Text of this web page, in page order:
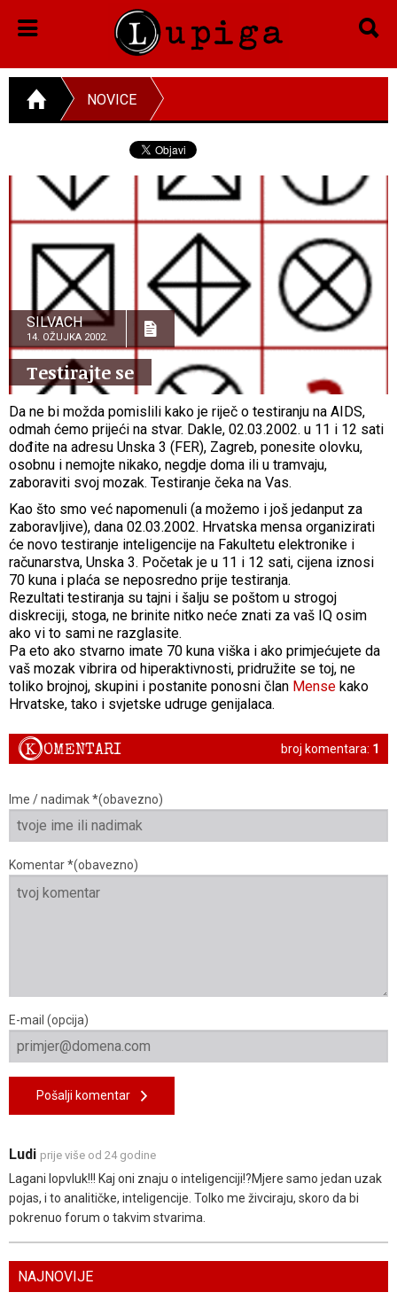
NOVICE
SILVACH
14. OŽUJKA 2002.
Testirajte se
Da ne bi možda pomislili kako je riječ o testiranju na AIDS,
odmah ćemo prijeći na stvar. Dakle, 02.03.2002. u 11 i 12 sati
dođite na adresu Unska 3 (FER), Zagreb, ponesite olovku,
osobnu i nemojte nikako, negdje doma ili u tramvaju,
zaboraviti svoj mozak. Testiranje čeka na Vas.
Kao što smo već napomenuli (a možemo i još jedanput za
zaboravljive), dana 02.03.2002. Hrvatska mensa organizirati
će novo testiranje inteligencije na Fakultetu elektronike i
računarstva, Unska 3. Početak je u 11 i 12 sati, cijena iznosi
70 kuna i plaća se neposredno prije testiranja.
Rezultati testiranja su tajni i šalju se poštom u strogoj
diskreciji, stoga, ne brinite nitko neće znati za vaš IQ osim
ako vi to sami ne razglasite.
Pa eto ako stvarno imate 70 kuna viška i ako primjećujete da
vaš mozak vibrira od hiperaktivnosti, pridružite se toj, ne
toliko brojnoj, skupini i postanite ponosni član Mense kako
Hrvatske, tako i svjetske udruge genijalaca.
broj komentara: 1
KOMENTARI
Ime / nadimak *(obavezno)
Komentar *(obavezno)
E-mail (opcija)
Pošalji komentar
Ludi prije više od 24 godine
Lagani lopvluk!!! Kaj oni znaju o inteligenciji!?Mjere samo jedan uzak
pojas, i to analitičke, inteligencije. Tolko me živciraju, skoro da bi
pokrenuo forum o takvim stvarima.
NAJNOVIJE